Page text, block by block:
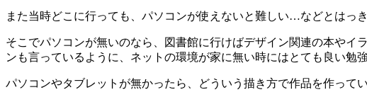
また当時どこに行っても、パソコンが使えないと難しい…などとはっき
そこでパソコンが無いのなら、図書館に行けばデザイン関連の本や
ンも言っているように、ネットの環境が家に無い時にはとても良い勉
パソコンやタブレットが無かったら、どういう描き方で作品を作って